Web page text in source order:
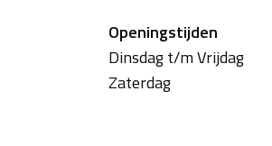
Openingstijden
Dinsdag t/m Vrijdag
Zaterdag